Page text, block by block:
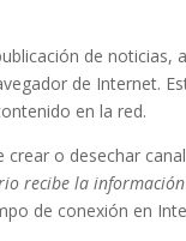
de noticias,
de Internet.
en la red.
crear o desechar
recibe la
de conexión en